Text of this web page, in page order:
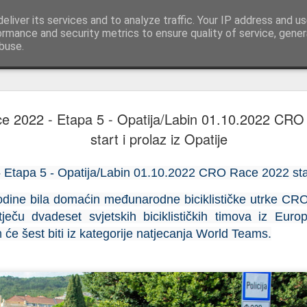
2022 - Etapa 5 - Opatija/Labin 01.10.2022
start i prolaz iz Opatije
Etapa 5 - Opatija/Labin 01.10.2022 CRO Race 2022
bila domaćin međunarodne biciklističke utrke
dvadeset svjetskih biciklističkih timova iz
će šest biti iz kategorije natjecanja World Teams.
its services and to analyze traffic. Your IP address and
and security metrics to ensure quality of service,
Music, all Events Uvijek na
30
Expo
Opatija je 29. i 30. svibnja
Industry Conference &
videoigara, profesionalce
regije i inozemstva.
expo sadržaj za široku
generacije gamera.